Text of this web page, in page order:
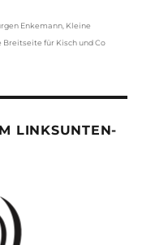
Enkemann Kleine
Breitseite für Kisch und Co
LINKSUNTEN-